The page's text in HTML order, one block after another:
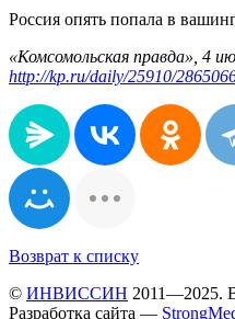
Россия опять попала в
«Комсомольская правда», 4
http://kp.ru/daily/25910/
Возврат к списку
© ИНВИССИН 2011—2025.
Разработка сайта —